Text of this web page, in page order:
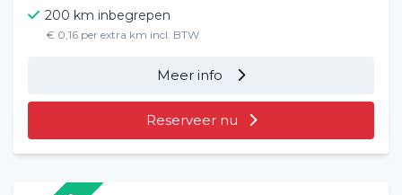
200 km inbegrepen
€ 0,16 per extra km incl. BTW
Meer info
Reserveer nu